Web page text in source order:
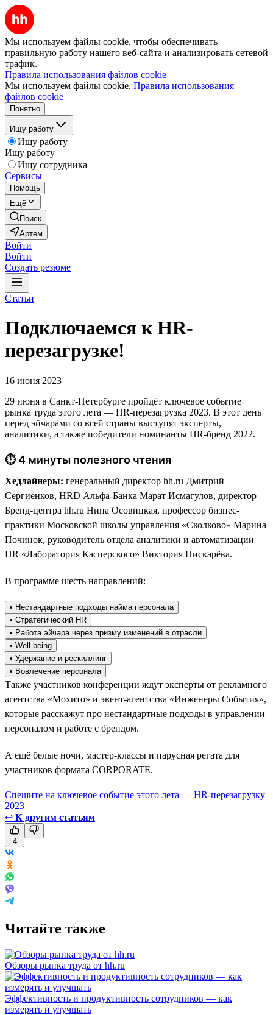
Мы используем файлы cookie, чтобы обеспечивать
правильную работу нашего веб-сайта и анализировать сетевой
трафик.
Правила использования файлов cookie
Мы используем файлы cookie. Правила использования
файлов cookie
Понятно
Ищу работу
Ищу работу
Ищу работу
Ищу сотрудника
Сервисы
Помощь
Ещё
Поиск
Артем
Войти
Войти
Создать резюме
Статьи
Подключаемся к HR-
перезагрузке!
16 июня 2023
29 июня в Санкт-Петербурге пройдёт ключевое событие
рынка труда этого лета — HR-перезагрузка 2023. В этот день
перед эйчарами со всей страны выступят эксперты,
аналитики, а также победители номинанты HR-бренд 2022.
⏱ 4 минуты полезного чтения
Хедлайнеры: генеральный директор hh.ru Дмитрий
Сергиенков, HRD Альфа-Банка Марат Исмагулов, директор
Бренд-центра hh.ru Нина Осовицкая, профессор бизнес-
практики Московской школы управления «Сколково» Марина
Починок, руководитель отдела аналитики и автоматизации
HR «Лаборатория Касперского» Виктория Пискарёва.
В программе шесть направлений:
• Нестандартные подходы найма персонала
• Стратегический HR
• Работа эйчара через призму изменений в отрасли
• Well-being
• Удержание и рескиллинг
• Вовлечение персонала
Также участников конференции ждут эксперты от рекламного
агентства «Мохито» и эвент-агентства «Инженеры События»,
которые расскажут про нестандартные подходы в управлении
персоналом и работе с брендом.
А ещё белые ночи, мастер-классы и парусная регата для
участников формата CORPORATE.
Спешите на ключевое событие этого лета — HR-перезагрузку
2023
↩ К другим статьям
4
Читайте также
Обзоры рынка труда от hh.ru
Эффективность и продуктивность сотрудников — как
измерять и улучшать